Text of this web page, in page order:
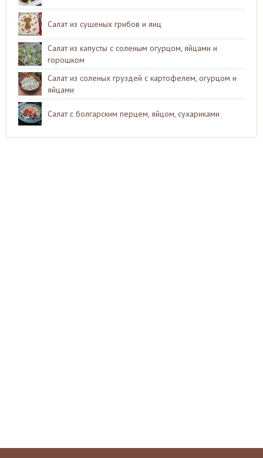
Салат из сушеных грибов и яиц
Салат из капусты с соленым огурцом, яйцами и
горошком
Салат из соленых груздей с картофелем, огурцом и
яйцами
Салат с болгарским перцем, яйцом, сухариками